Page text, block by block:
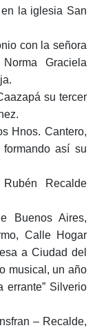
la iglesia San
con la señora
Graciela
su tercer
Hnos. Cantero,
así su
Recalde
Buenos Aires,
Calle Hogar
a Ciudad del
musical, un año
errante” Silverio
– Recalde,